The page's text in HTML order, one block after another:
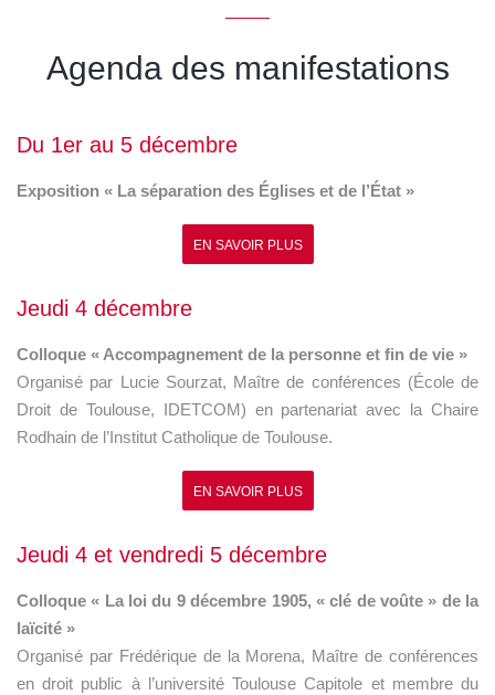
Agenda des manifestations
Du 1er au 5 décembre
Exposition « La séparation des Églises et de l’État »
EN SAVOIR PLUS
Jeudi 4 décembre
Colloque « Accompagnement de la personne et fin de vie »
Organisé par Lucie Sourzat, Maître de conférences (École de
Droit de Toulouse, IDETCOM) en partenariat avec la Chaire
Rodhain de l’Institut Catholique de Toulouse.
EN SAVOIR PLUS
Jeudi 4 et vendredi 5 décembre
Colloque « La loi du 9 décembre 1905, « clé de voûte » de la
laïcité »
Organisé par Frédérique de la Morena, Maître de conférences
en droit public à l’université Toulouse Capitole et membre du